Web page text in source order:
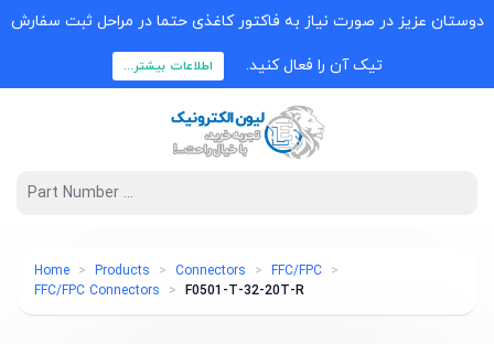
دوستان عزیز در صورت نیاز به فاکتور کاغذی حتما در مراحل ثبت سفارش
تیک آن را فعال کنید. اطلاعات بیشتر...
Home Products Connectors
FFC/FPC
FFC/FPC Connectors
F0501-T-32-20T-R